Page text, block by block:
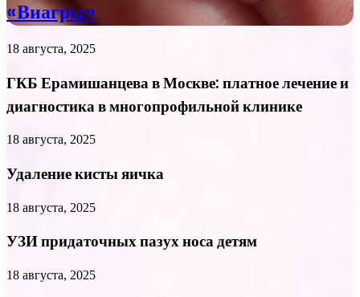
«Виагры»
18 августа, 2025
ГКБ Ерамишанцева в Москве: платное лечение и
диагностика в многопрофильной клинике
18 августа, 2025
Удаление кисты яичка
18 августа, 2025
УЗИ придаточных пазух носа детям
18 августа, 2025